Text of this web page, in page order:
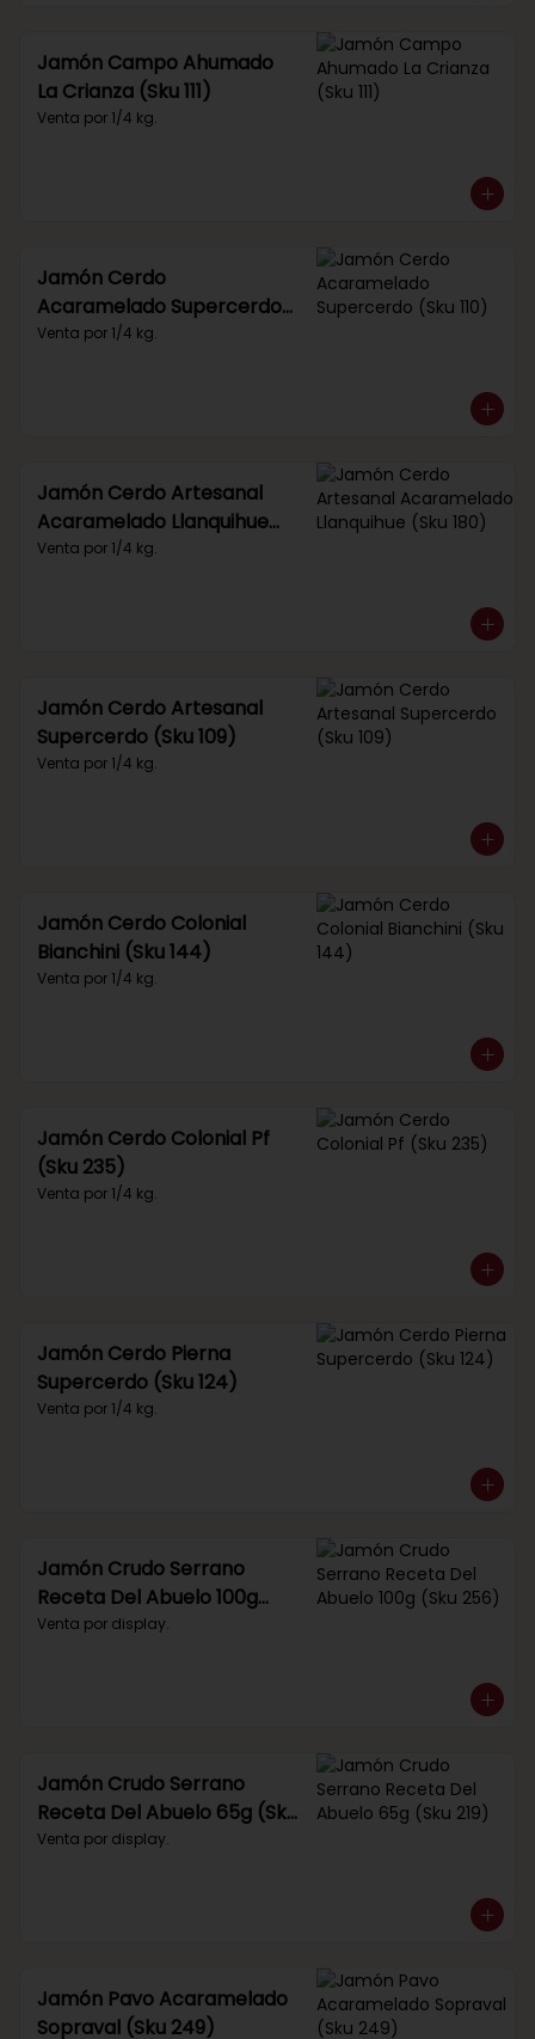
Jamón Campo Ahumado
La Crianza (Sku 111)
Venta por 1/4 kg.
Jamón Cerdo
Acaramelado Supercerdo
(Sku 110)
Venta por 1/4 kg.
Jamón Cerdo Artesanal
Acaramelado Llanquihue
(Sku 180)
Venta por 1/4 kg.
Jamón Cerdo Artesanal
Supercerdo (Sku 109)
Venta por 1/4 kg.
Jamón Cerdo Colonial
Bianchini (Sku 144)
Venta por 1/4 kg.
Jamón Cerdo Colonial Pf
(Sku 235)
Venta por 1/4 kg.
Jamón Cerdo Pierna
Supercerdo (Sku 124)
Venta por 1/4 kg.
Jamón Crudo Serrano
Receta Del Abuelo 100g
(Sku 256)
Venta por display.
Jamón Crudo Serrano
Receta Del Abuelo 65g (Sku
219)
Venta por display.
Jamón Pavo Acaramelado
Sopraval (Sku 249)